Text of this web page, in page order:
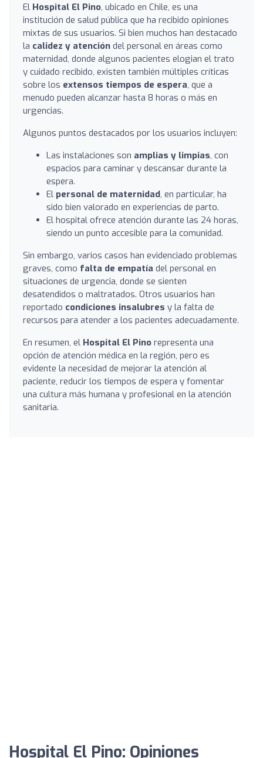
El Hospital El Pino, ubicado en Chile, es una
institución de salud pública que ha recibido opiniones
mixtas de sus usuarios. Si bien muchos han destacado
la calidez y atención del personal en áreas como
maternidad, donde algunos pacientes elogian el trato
y cuidado recibido, existen también múltiples críticas
sobre los extensos tiempos de espera, que a
menudo pueden alcanzar hasta 8 horas o más en
urgencias.
Algunos puntos destacados por los usuarios incluyen:
Las instalaciones son amplias y limpias, con
espacios para caminar y descansar durante la
espera.
El personal de maternidad, en particular, ha
sido bien valorado en experiencias de parto.
El hospital ofrece atención durante las 24 horas,
siendo un punto accesible para la comunidad.
Sin embargo, varios casos han evidenciado problemas
graves, como falta de empatía del personal en
situaciones de urgencia, donde se sienten
desatendidos o maltratados. Otros usuarios han
reportado condiciones insalubres y la falta de
recursos para atender a los pacientes adecuadamente.
En resumen, el Hospital El Pino representa una
opción de atención médica en la región, pero es
evidente la necesidad de mejorar la atención al
paciente, reducir los tiempos de espera y fomentar
una cultura más humana y profesional en la atención
sanitaria.
Hospital El Pino: Opiniones